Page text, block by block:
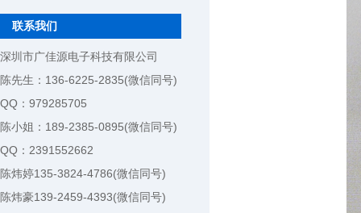
联系我们
深圳市广佳源电子科技有限公司
陈先生：136-6225-2835(微信同号)
QQ：979285705
陈小姐：189-2385-0895(微信同号)
QQ：2391552662
陈炜婷135-3824-4786(微信同号)
陈炜豪139-2459-4393(微信同号)